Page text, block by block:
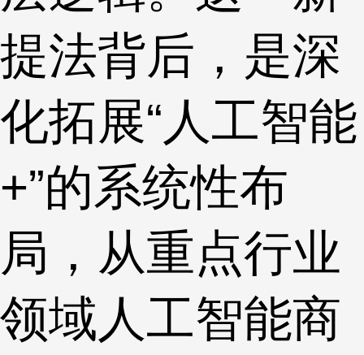
提法背后，是深
化拓展“人工智能
+”的系统性布
局，从重点行业
领域人工智能商